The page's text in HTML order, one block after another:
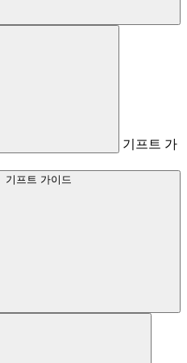
기프트 가
기프트 가이드